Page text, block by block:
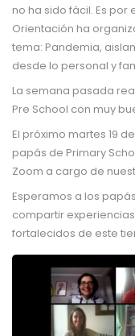
no ha sido fácil. Es
Orientación ha
tema: Pandemia,
desde lo personal y
La semana pasada
Pre School con muy
El próximo martes 19
papás de Primary
Zoom a cargo de
Esperamos a los
compartir
fortalecidos de este